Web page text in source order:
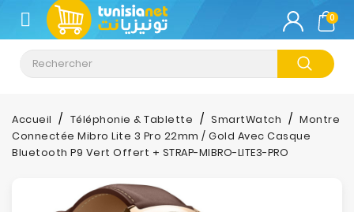
CATÉGORIE
Climatisation
Informatique
Téléphonie
0
Accueil Téléphonie & Tablette SmartWatch
Montre
Connectée Mibro Lite 3 Pro 22mm / Gold Avec Casque
Bluetooth P9 Vert Offert + STRAP-MIBRO-LITE3-PRO